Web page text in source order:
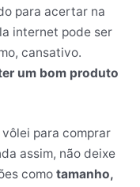
para acertar na
internet pode ser
cansativo.
um bom produto
para comprar
assim, não deixe
como tamanho,